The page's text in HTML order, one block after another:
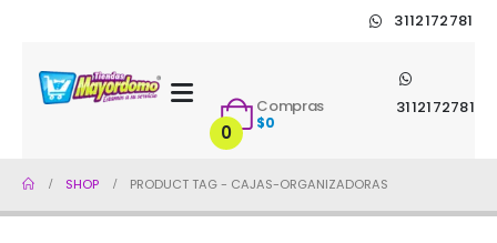
3112172781
3112172781
0
Compras
$0
SHOP PRODUCT TAG - CAJAS-ORGANIZADORAS